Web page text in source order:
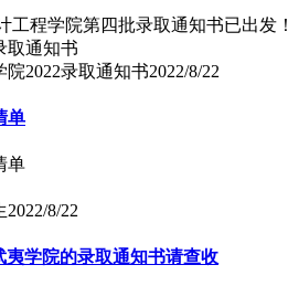
工程学院第四批录取通知书已出发！
2022录取通知书2022/8/22
单
单
2022/8/22
夷学院的录取通知书请查收